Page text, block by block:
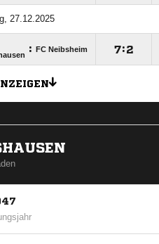
27.12.2025
: FC Neibsheim :